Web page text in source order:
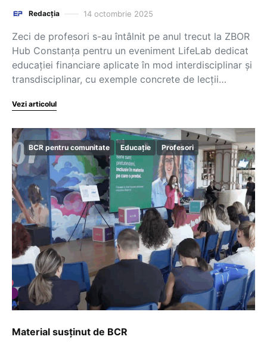
Redacția 14 octombrie 2025
Zeci de profesori s-au întâlnit pe anul trecut la ZBOR
Hub Constanța pentru un eveniment LifeLab dedicat
educației financiare aplicate în mod interdisciplinar și
transdisciplinar, cu exemple concrete de lecții…
Vezi articolul
BCR pentru comunitate Educație Profesori
Material susținut de BCR